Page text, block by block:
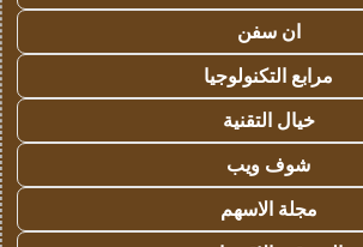
ان سفن
مرابع التكنولوجيا
خيال التقنية
شوف ويب
مجلة الاسهم